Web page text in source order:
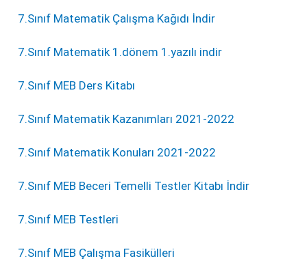
7.Sınıf Matematik Çalışma Kağıdı İndir
7.Sınıf Matematik 1.dönem 1.yazılı indir
7.Sınıf MEB Ders Kitabı
7.Sınıf Matematik Kazanımları 2021-2022
7.Sınıf Matematik Konuları 2021-2022
7.Sınıf MEB Beceri Temelli Testler Kitabı İndir
7.Sınıf MEB Testleri
7.Sınıf MEB Çalışma Fasikülleri